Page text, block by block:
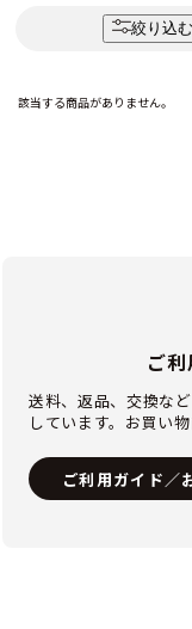
絞り込む
該当する商品がありません。
ご
送料、返品、交換な
しています。お買い
ご利用ガイド／